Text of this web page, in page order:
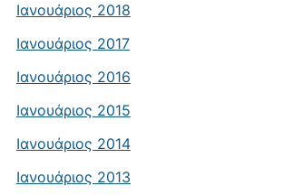
Ιανουάριος 2018
Ιανουάριος 2017
Ιανουάριος 2016
Ιανουάριος 2015
Ιανουάριος 2014
Ιανουάριος 2013